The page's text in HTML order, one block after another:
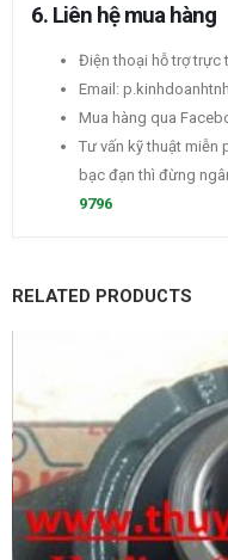
6. Liên hệ mua hàng
Điện thoại hỗ trợ trực
Email:
Mua hàng qua
Tư vấn kỹ thuật miễn
bạc đạn thì đừng
9796
RELATED PRODUCTS